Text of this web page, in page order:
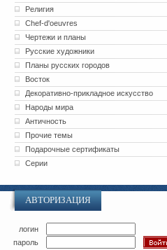
Религия
Chef-d'oeuvres
Чертежи и планы
Русские художники
Планы русских городов
Восток
Декоративно-прикладное искусство
Народы мира
Античность
Прочие темы
Подарочные сертификаты
Серии
АВТОРИЗАЦИЯ
логин
пароль